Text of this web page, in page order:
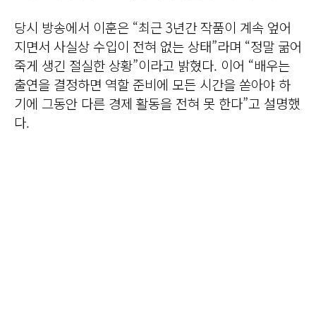
당시 방송에서 이훈은 “최근 3년간 작품이 계속 엎어
지면서 사실상 수입이 전혀 없는 상태”라며 “정말 굶어
죽게 생긴 절실한 상황”이라고 밝혔다. 이어 “배우는
출연을 결정하면 역할 준비에 모든 시간을 쏟아야 하
기에 그동안 다른 경제 활동을 전혀 못 한다”고 설명했
다.